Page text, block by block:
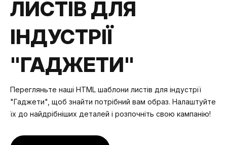
ЛИСТІВ ДЛЯ
ІНДУСТРІЇ
"ГАДЖЕТИ"
Перегляньте наші HTML шаблони листів для індустрії
"Гаджети", щоб знайти потрібний вам образ. Налаштуйте
їх до найдрібніших деталей і розпочніть свою кампанію!